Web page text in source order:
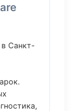
Санкт-